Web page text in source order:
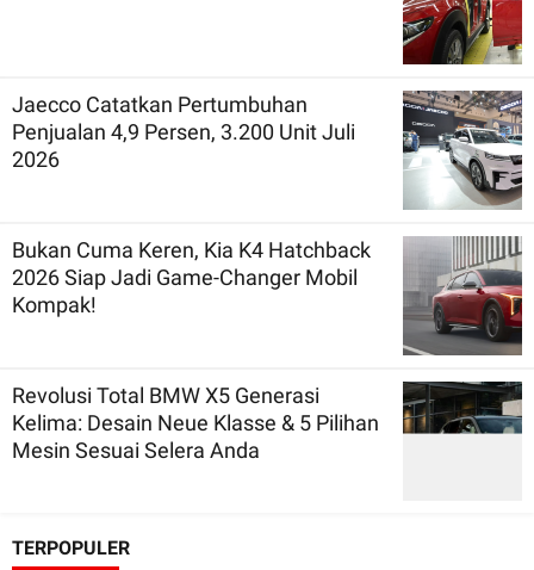
Jaecco Catatkan Pertumbuhan
Penjualan 4,9 Persen, 3.200 Unit Juli
2026
Bukan Cuma Keren, Kia K4 Hatchback
2026 Siap Jadi Game-Changer Mobil
Kompak!
Revolusi Total BMW X5 Generasi
Kelima: Desain Neue Klasse & 5 Pilihan
Mesin Sesuai Selera Anda
TERPOPULER